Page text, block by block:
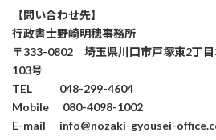
【問い合わせ先】
行政書士野崎明穂事務所
〒333-0802 埼玉県川口市戸塚東2丁
103号
TEL 048-299-4604
Mobile 080-4098-1002
E-mail info@nozaki-gyousei-